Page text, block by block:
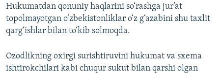
Hukumatdan qonuniy haqlarini so‘rashga jur’at
topolmayotgan o‘zbekistonliklar o‘z g‘azabini shu taxlit
qarg‘ishlar bilan to‘kib solmoqda.
Ozodlikning oxirgi surishtiruvini hukumat va sxema
ishtirokchilari kabi chuqur sukut bilan qarshi olgan